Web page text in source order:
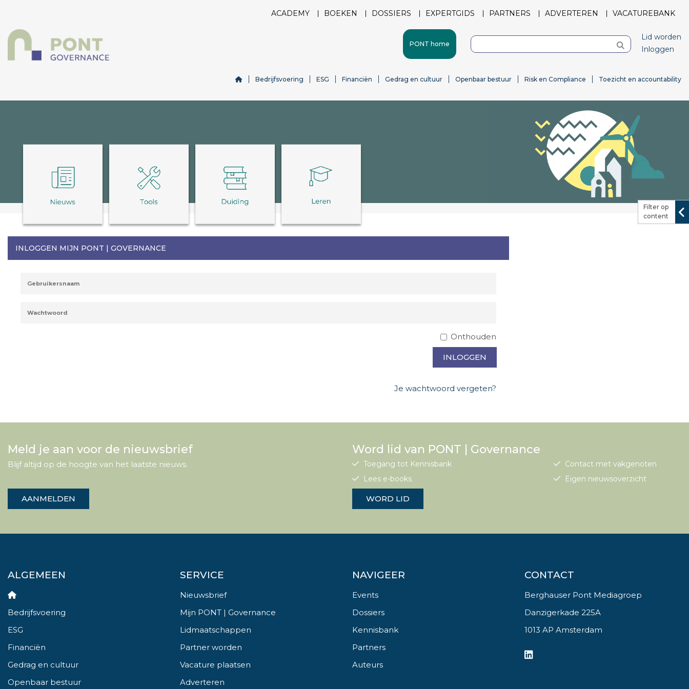
Filter op
content
ACADEMY BOEKEN DOSSIERS EXPERTGIDS PARTNERS ADVERTEREN VACATUREBANK
PONT home
Lid worden
Inloggen
Bedrijfsvoering ESG Financiën Gedrag en cultuur Openbaar bestuur Risk en Compliance Toezicht en accountability
INLOGGEN MIJN PONT | GOVERNANCE
Onthouden
INLOGGEN
Je wachtwoord vergeten?
Meld je aan voor de nieuwsbrief
Blijf altijd op de hoogte van het laatste nieuws.
AANMELDEN
Word lid van PONT | Governance
Toegang tot Kennisbank
Lees e-books
Contact met vakgenoten
Eigen nieuwsoverzicht
WORD LID
ALGEMEEN
Bedrijfsvoering
ESG
Financiën
Gedrag en cultuur
Openbaar bestuur
SERVICE
Nieuwsbrief
Mijn PONT | Governance
Lidmaatschappen
Partner worden
Vacature plaatsen
Adverteren
NAVIGEER
Events
Dossiers
Kennisbank
Partners
Auteurs
CONTACT
Berghauser Pont Mediagroep
Danzigerkade 225A
1013 AP Amsterdam